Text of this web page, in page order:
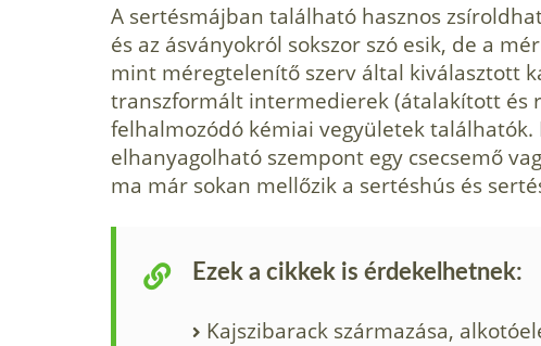
A sertésmájban található hasznos
és az ásványokról sokszor szó esik, de a
mint méregtelenítő szerv által kiválasztott
transzformált intermedierek (átalakí­tott és
felhalmozódó kémiai ve­gyületek
elhanyagolható szempont egy csecsemő
ma már sokan mellőzik a sertéshús és
Ezek a cikkek is érdekelhetnek:
Kajszibarack származása,